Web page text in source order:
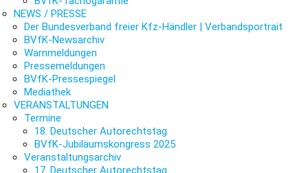
NEWS / PRESSE
Der Bundesverband freier Kfz-Händler | Verbandsportrait
BVfK-Newsarchiv
Warnmeldungen
Pressemeldungen
BVfK-Pressespiegel
Mediathek
VERANSTALTUNGEN
Termine
18. Deutscher Autorechtstag
BVfK-Jubiläumskongress 2025
Veranstaltungsarchiv
17. Deutscher Autorechtstag